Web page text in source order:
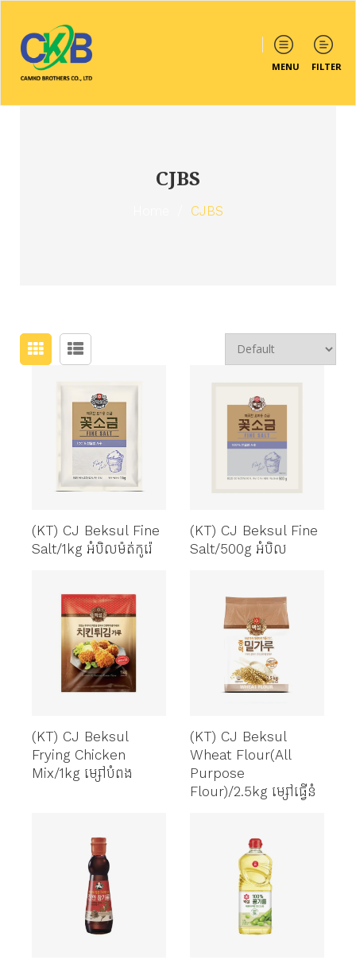
MENU FILTER
CJBS
CJBS
(KT) CJ Beksul Fine
Salt/1kg អំបិលម៉ត់កូរ៉េ
(KT) CJ Beksul Fine
Salt/500g អំបិល
(KT) CJ Beksul
Frying Chicken
Mix/1kg ម្សៅបំពង
(KT) CJ Beksul
Wheat Flour(All
Purpose
Flour)/2.5kg ម្សៅធ្វើនំ